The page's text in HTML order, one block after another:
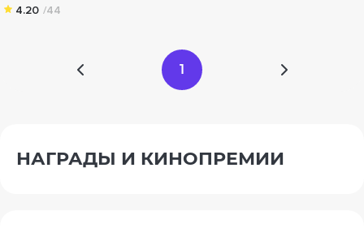
4.20 /44
1
НАГРАДЫ И КИНОПРЕМИИ